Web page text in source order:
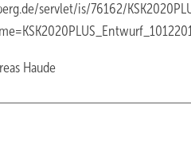
servlet/is/76162/
Haude